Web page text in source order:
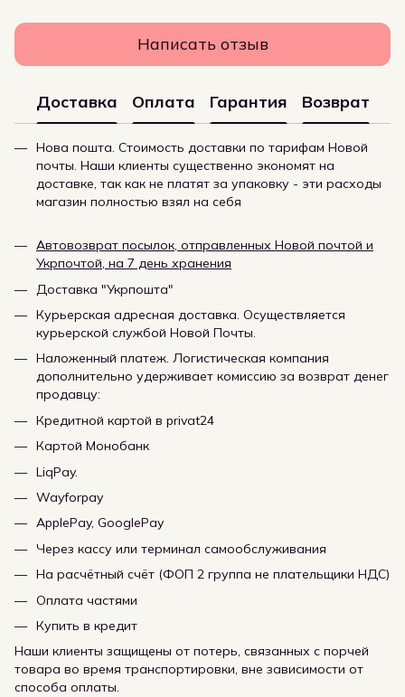
Написать отзыв
Доставка Оплата Гарантия Возврат
Нова пошта. Стоимость доставки по тарифам Новой
почты. Наши клиенты существенно экономят на
доставке, так как не платят за упаковку - эти расходы
магазин полностью взял на себя
Автовозврат посылок, отправленных Новой почтой и
Укрпочтой, на 7 день хранения
Доставка "Укрпошта"
Курьерская адресная доставка. Осуществляется
курьерской службой Новой Почты.
Наложенный платеж. Логистическая компания
дополнительно удерживает комиссию за возврат денег
продавцу:
Кредитной картой в privat24
Картой Монобанк
LiqPay.
Wayforpay
ApplePay, GooglePay
Через кассу или терминал самообслуживания
На расчётный счёт (ФОП 2 группа не плательщики НДС)
Оплата частями
Купить в кредит
Наши клиенты защищены от потерь, связанных с порчей
товара во время транспортировки, вне зависимости от
способа оплаты.